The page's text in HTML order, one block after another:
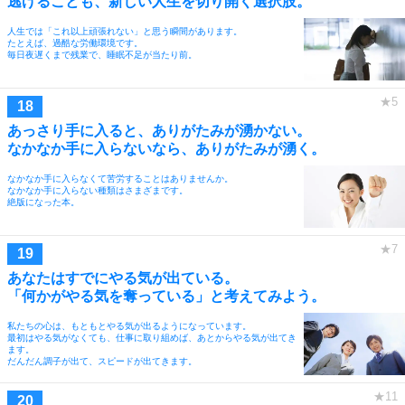
人生では「これ以上頑張れない」と思う瞬間があります。
たとえば、過酷な労働環境です。
毎日夜遅くまで残業で、睡眠不足が当たり前。
あっさり手に入ると、ありがたみが湧かない。
なかなか手に入らないなら、ありがたみが湧く。
なかなか手に入らなくて苦労することはありませんか。
なかなか手に入らない種類はさまざまです。
絶版になった本。
あなたはすでにやる気が出ている。
「何かがやる気を奪っている」と考えてみよう。
私たちの心は、もともとやる気が出るようになっています。
最初はやる気がなくても、仕事に取り組めば、あとからやる気が出てき
ます。
だんだん調子が出て、スピードが出てきます。